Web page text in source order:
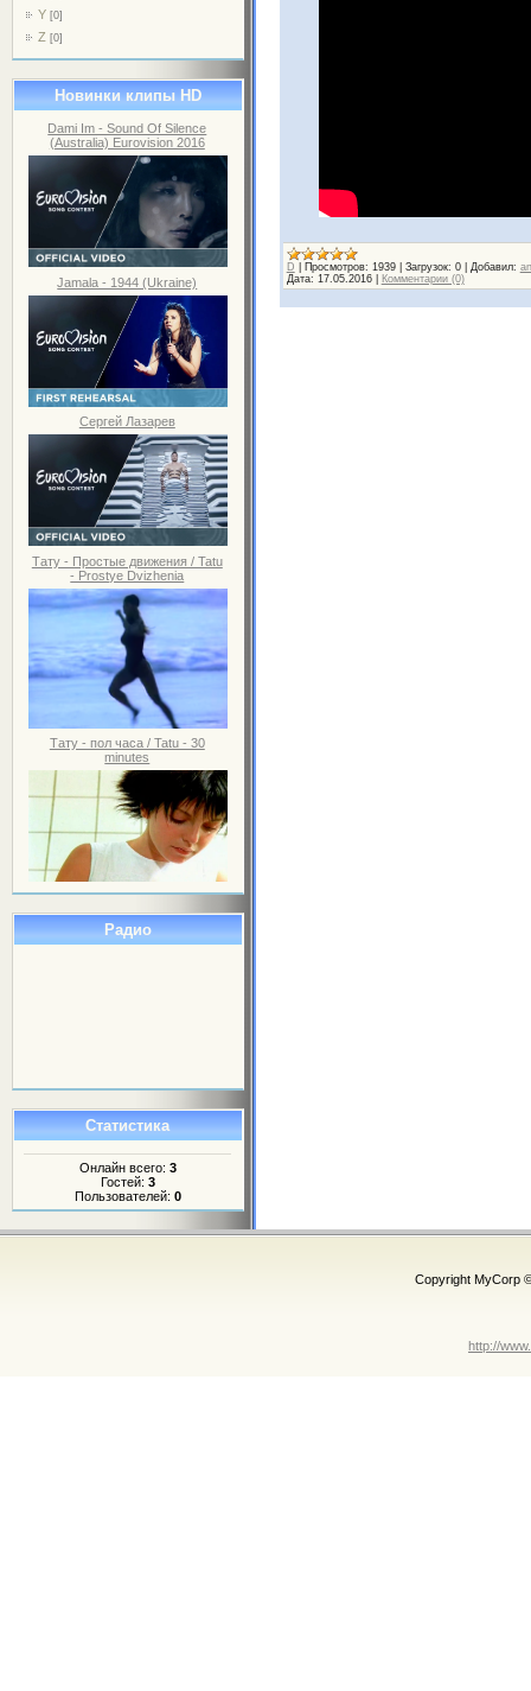
Y [0]
Z [0]
Новинки клипы HD
Dami Im - Sound Of Silence
(Australia) Eurovision 2016
Jamala - 1944 (Ukraine)
Сергей Лазарев
Тату - Простые движения / Tatu
- Prostye Dvizhenia
Тату - пол часа / Tatu - 30
minutes
Радио
Статистика
Онлайн всего: 3
Гостей: 3
Пользователей: 0
D Просмотров: 1939| Загрузок: 0| Добавил:
Дата: 17.05.2016 Комментарии (0)
Copyright MyCorp
http://